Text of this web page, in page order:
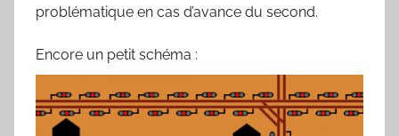
problématique en cas d’avance du second.
Encore un petit schéma :